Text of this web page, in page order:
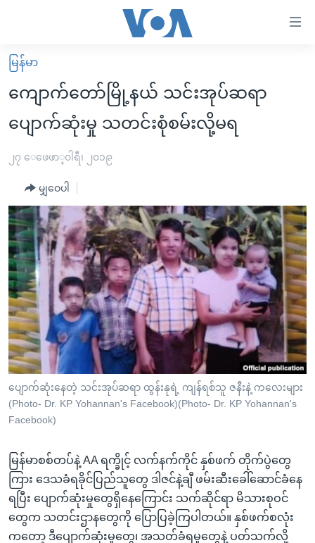
လွယ်ကူ
စေ
Link
များ
အကြောင်းအရာ
သို့
ကျော်
ကြည့်
ရန်
ပင်မ
အ
ညွန်း
စာမျက်နှာ
သို့
ကျော်
ကြည့်
ရှာဖွေ
ရန်
နေရာ
ကျော်
မူလစာမျက်နှာ
မြန်မာ
ကမ္ဘာ့သတင်းများ
အစ္စရေး-ပါလက်စတိုင်း
ရပ်ဝန်းတခု လမ်းတခု အလွန်
အင်္ဂလိပ်စာလေ့လာမယ်
အမေရိကန်သုံးအီဒီယံ
မကြေးမုံရဲ့ အင်္ဂလိပ်စာ
ရုပ်ရှင်ထဲက အင်္ဂလိပ်စာ
သုတပဒေသာ အင်္ဂလိပ်စာ
အပတ်စဉ်ကဏ္ဍများ
ရေဒီယို
တီဗွီ
ရေဒီယိုနှင့်ရုပ်သံ အချက်အလက်များ
ရေဒီယို/တီဗွီအစီအစဉ်
Learning English
ဗွီအိုအေ လူမှုကွန်ယက်များ
မြန်မာ
ကျောက်တော်မြို့နယ် သင်းအုပ်ဆရာ
ပျောက်ဆုံးမှု သတင်းစုံစမ်းလို့မရ
၂၇ ေဖေဖာ္၀ါရီ၊ ၂၀၁၉
မျှဝေပါ
ပျောက်ဆုံးနေတဲ့ သင်းအုပ်ဆရာ ထွန်းနုရဲ့ ကျန်ရစ်သူ ဇနီးနဲ့ ကလေးများ
(Photo- Dr. KP Yohannan's Facebook)(Photo- Dr. KP Yohannan's
Facebook)
မြန်မာစစ်တပ်နဲ့ AA ရက္ခိုင့် လက်နက်ကိုင် နှစ်ဖက် တိုက်ပွဲတွေ
ကြား ဒေသခံရခိုင်ပြည်သူတွေ ဒါဇင်နဲ့ချီ ဖမ်းဆီးခေါ်ဆောင်ခံနေ
ရပြီး ပျောက်ဆုံးမှုတွေရှိနေကြောင်း သက်ဆိုင်ရာ မိသားစုဝင်
တွေက သတင်းဌာနတွေကို ပြောပြခဲ့ကြပါတယ်။ နှစ်ဖက်စလုံး
ကတော့ ဒီပျောက်ဆုံးမှုတွေ၊ အသတ်ခံရမှုတွေနဲ့ ပတ်သက်လို့